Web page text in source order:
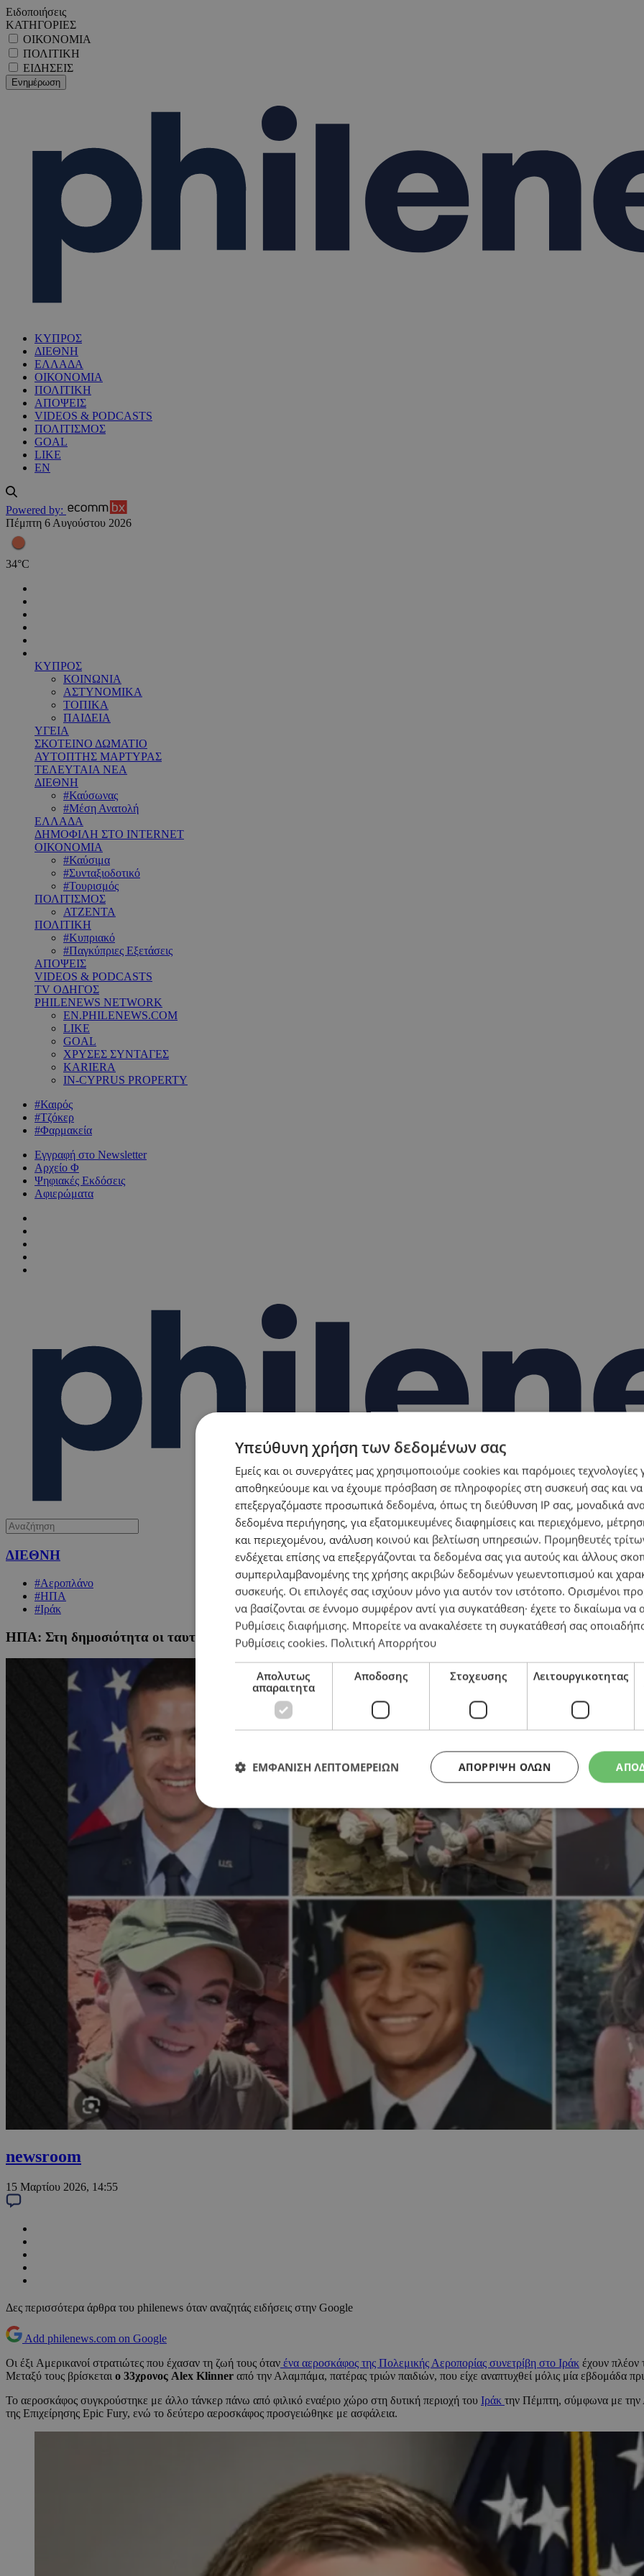
Ειδοποιήσεις
ΚΑΤΗΓΟΡΙΕΣ
ΟΙΚΟΝΟΜΙΑ
ΠΟΛΙΤΙΚΗ
ΕΙΔΗΣΕΙΣ
ΚΥΠΡΟΣ
ΔΙΕΘΝΗ
ΕΛΛΑΔΑ
ΟΙΚΟΝΟΜΙΑ
ΠΟΛΙΤΙΚΗ
ΑΠΟΨΕΙΣ
VIDEOS & PODCASTS
ΠΟΛΙΤΙΣΜΟΣ
GOAL
LIKE
EN
Powered by:
Πέμπτη 6 Αυγούστου 2026
34°C
ΚΥΠΡΟΣ
ΚΟΙΝΩΝΙΑ
ΑΣΤΥΝΟΜΙΚΑ
ΤΟΠΙΚΑ
ΠΑΙΔΕΙΑ
ΥΓΕΙΑ
ΣΚΟΤΕΙΝΟ ΔΩΜΑΤΙΟ
ΑΥΤΟΠΤΗΣ ΜΑΡΤΥΡΑΣ
ΤΕΛΕΥΤΑΙΑ ΝΕΑ
ΔΙΕΘΝΗ
#Καύσωνας
#Μέση Ανατολή
ΕΛΛΑΔΑ
ΔΗΜΟΦΙΛΗ ΣΤΟ INTERNET
ΟΙΚΟΝΟΜΙΑ
#Καύσιμα
#Συνταξιοδοτικό
#Τουρισμός
ΠΟΛΙΤΙΣΜΟΣ
ΑΤΖΕΝΤΑ
ΠΟΛΙΤΙΚΗ
#Κυπριακό
#Παγκύπριες Εξετάσεις
ΑΠΟΨΕΙΣ
VIDEOS & PODCASTS
TV ΟΔΗΓΟΣ
PHILENEWS NETWORK
EN.PHILENEWS.COM
LIKE
GOAL
ΧΡΥΣΕΣ ΣΥΝΤΑΓΕΣ
KARIERA
IN-CYPRUS PROPERTY
#Καιρός
#Τζόκερ
#Φαρμακεία
Εγγραφή στο Newsletter
Αρχείο Φ
Ψηφιακές Εκδόσεις
Αφιερώματα
ΔΙΕΘΝΗ
#Αεροπλάνο
#ΗΠΑ
#Ιράκ
ΗΠΑ: Στη δημοσιότητα οι ταυτότητες των έξι Αμερικανών στρατιωτών που σκοτώθηκαν σε συντριβή
newsroom
15 Μαρτίου 2026, 14:55
Δες περισσότερα άρθρα του philenews όταν αναζητάς ειδήσεις στην Google
Add philenews.com on Google
Οι έξι Αμερικανοί στρατιώτες που έχασαν τη ζωή τους όταν ένα αεροσκάφος της Πολεμικής Αεροπορίας συνετρίβη στο Ιράκ έχουν πλέον
Μεταξύ τους βρίσκεται ο 33χρονος Alex Klinner από την Αλαμπάμα, πατέρας τριών παιδιών, που είχε αναπτυχθεί μόλις μία εβδομάδα
Το αεροσκάφος συγκρούστηκε με άλλο τάνκερ πάνω από φιλικό εναέριο χώρο στη δυτική περιοχή του Ιράκ την Πέμπτη, σύμφωνα με την
της Επιχείρησης Epic Fury, ενώ το δεύτερο αεροσκάφος προσγειώθηκε με ασφάλεια.
Υπεύθυνη χρήση των δεδομένων σας
Εμείς και οι συνεργάτες μας χρησιμοποιούμε cookies και παρόμοιες τεχνολογίες
αποθηκεύουμε και να έχουμε πρόσβαση σε πληροφορίες στη συσκευή σας και να
επεξεργαζόμαστε προσωπικά δεδομένα, όπως τη διεύθυνση IP σας, μοναδικά
δεδομένα περιήγησης, για εξατομικευμένες διαφημίσεις και περιεχόμενο,
και περιεχομένου, ανάλυση κοινού και βελτίωση υπηρεσιών. Προμηθευτές
ενδέχεται επίσης να επεξεργάζονται τα δεδομένα σας για αυτούς και άλλους
συμπεριλαμβανομένης της χρήσης ακριβών δεδομένων γεωεντοπισμού και
συσκευής. Οι επιλογές σας ισχύουν μόνο για αυτόν τον ιστότοπο. Ορισμένοι
να βασίζονται σε έννομο συμφέρον αντί για συγκατάθεση· έχετε το δικαίωμα να
Ρυθμίσεις διαφήμισης. Μπορείτε να ανακαλέσετε τη συγκατάθεσή σας
Ρυθμίσεις cookies. Πολιτική Απορρήτου
Απολυτως
απαραιτητα
Αποδοσης Στοχευσης Λειτουργικοτητας
ΑΠΌΡΡΙΨΗ ΌΛΩΝ
ΕΜΦΑΝΙΣΗ ΛΕΠΤΟΜΕΡΕΙΩΝ